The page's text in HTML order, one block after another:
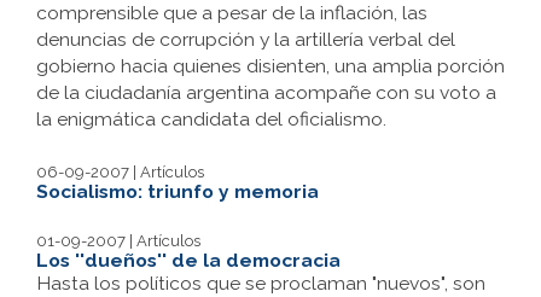
comprensible que a pesar de la inflación, las
denuncias de corrupción y la artillería verbal del
gobierno hacia quienes disienten, una amplia porción
de la ciudadanía argentina acompañe con su voto a
la enigmática candidata del oficialismo.
06-09-2007 | Artículos
Socialismo: triunfo y memoria
01-09-2007 | Artículos
Los ''dueños'' de la democracia
Hasta los políticos que se proclaman "nuevos", son